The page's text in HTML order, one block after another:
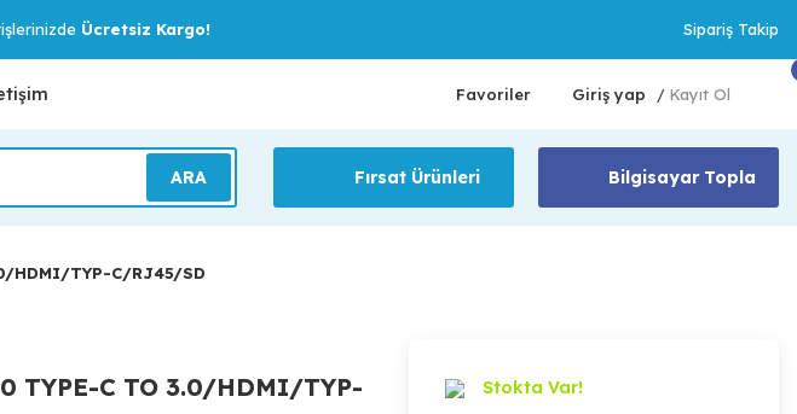
Ücretsiz Kargo! Sipariş Takip
Favoriler Giriş yap / Kayıt Ol
ARA Fırsat Ürünleri Bilgisayar Topla
HDMI/TYP-C/RJ45/SD
TYPE-C TO 3.0/HDMI/TYP-
Stokta Var!